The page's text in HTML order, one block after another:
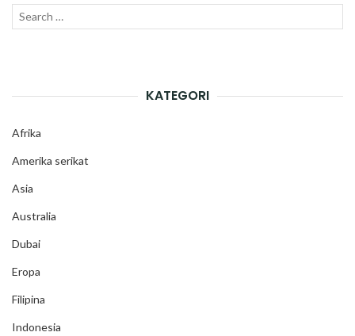
Search
KATEGORI
Afrika
Amerika serikat
Asia
Australia
Dubai
Eropa
Filipina
Indonesia